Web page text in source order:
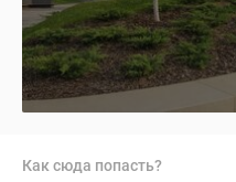
Как сюда попасть?